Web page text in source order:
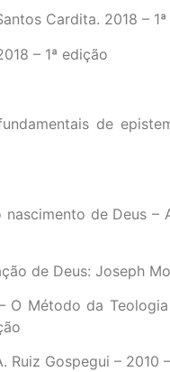
Cardita. 2018 –
– 1ª edição
de
de Deus –
de Deus: Joseph
Método da
Gospegui – 2010